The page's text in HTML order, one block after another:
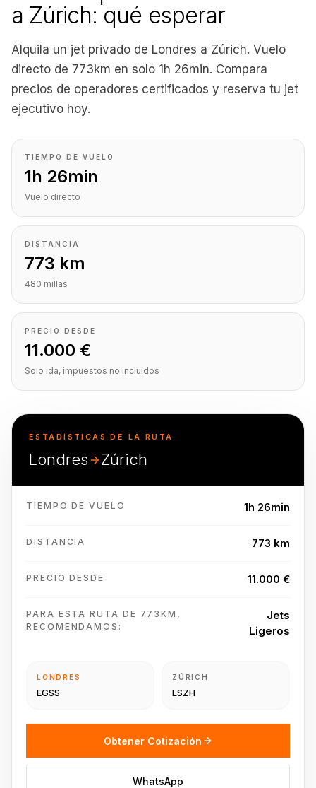
a Zúrich: qué esperar
Alquila un jet privado de Londres a Zúrich. Vuelo
directo de 773km en solo 1h 26min. Compara
precios de operadores certificados y reserva tu jet
ejecutivo hoy.
TIEMPO DE VUELO
1h 26min
Vuelo directo
DISTANCIA
773 km
480 millas
PRECIO DESDE
11.000 €
Solo ida, impuestos no incluidos
ESTADÍSTICAS DE LA RUTA
Londres Zúrich
TIEMPO DE VUELO 1h 26min
DISTANCIA 773 km
PRECIO DESDE 11.000 €
PARA ESTA RUTA DE 773KM,
RECOMENDAMOS:
Jets
Ligeros
LONDRES
EGSS
ZÚRICH
LSZH
Obtener Cotización
WhatsApp